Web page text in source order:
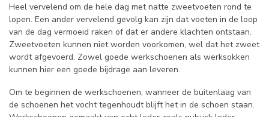
Heel vervelend om de hele dag met natte zweetvoeten rond te
lopen. Een ander vervelend gevolg kan zijn dat voeten in de loop
van de dag vermoeid raken of dat er andere klachten ontstaan.
Zweetvoeten kunnen niet worden voorkomen, wel dat het zweet
wordt afgevoerd. Zowel goede werkschoenen als werksokken
kunnen hier een goede bijdrage aan leveren.
Om te beginnen de werkschoenen, wanneer de buitenlaag van
de schoenen het vocht tegenhoudt blijft het in de schoen staan.